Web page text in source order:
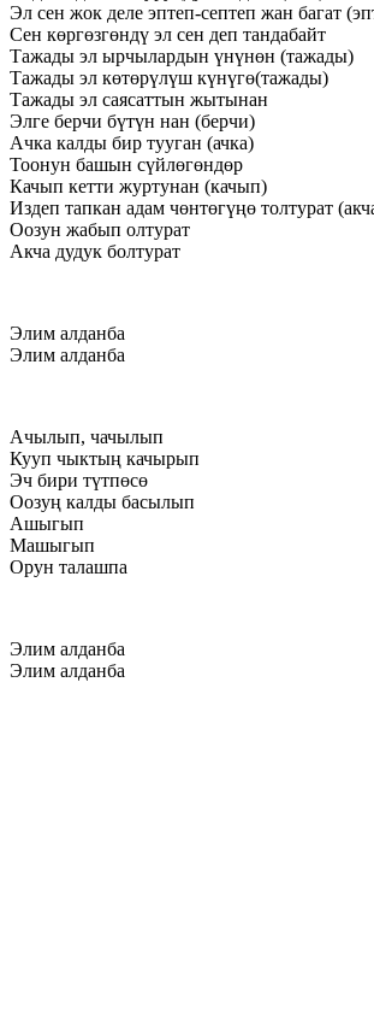
Эл сен жок деле эптеп-септеп жан багат
Сен көргөзгөндү эл сен деп тандабайт
Тажады эл ырчылардын үнүнөн (тажады)
Тажады эл көтөрүлүш күнүгө(тажады)
Тажады эл саясаттын жытынан
Элге берчи бүтүн нан (берчи)
Ачка калды бир тууган (ачка)
Тоонун башын сүйлөгөндөр
Качып кетти журтунан (качып)
Издеп тапкан адам чөнтөгүңө толтурат
Оозун жабып олтурат
Акча дудук болтурат
Элим алданба
Элим алданба
Ачылып, чачылып
Кууп чыктың качырып
Эч бири түтпөсө
Оозуң калды басылып
Ашыгып
Машыгып
Орун талашпа
Элим алданба
Элим алданба